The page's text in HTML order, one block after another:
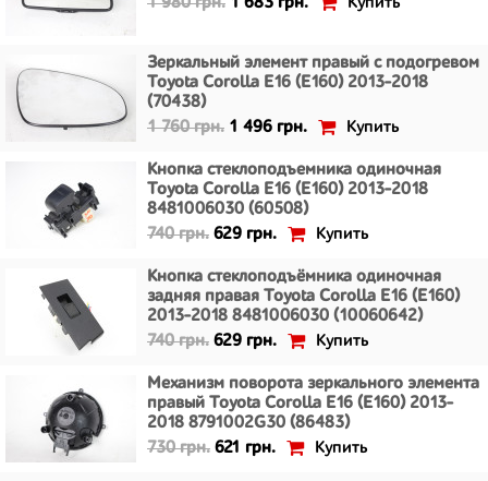
Зеркальный элемент правый с подогревом
Toyota Corolla E16 (E160) 2013-2018
(70438)
1 760 грн. 1 496 грн. Купить
Кнопка стеклоподъемника одиночная
Toyota Corolla E16 (E160) 2013-2018
8481006030 (60508)
740 грн. 629 грн. Купить
Кнопка стеклоподъёмника одиночная
задняя правая Toyota Corolla E16 (E160)
2013-2018 8481006030 (10060642)
740 грн. 629 грн. Купить
Механизм поворота зеркального элемента
правый Toyota Corolla E16 (E160) 2013-
2018 8791002G30 (86483)
730 грн. 621 грн. Купить